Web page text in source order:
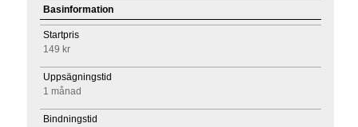
Basinformation
Startpris
149 kr
Uppsägningstid
1 månad
Bindningstid